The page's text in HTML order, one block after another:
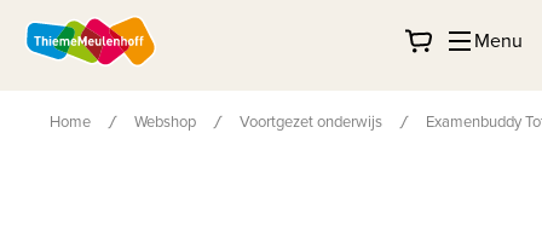
Menu
Home Webshop Voortgezet onderwijs Examenbuddy